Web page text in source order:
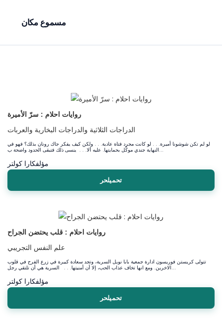
مسموع مكان
روايات احلام : سرّ الأميرة
الدراجات الثلاثية والدراجات البخارية والعربات
لو لم تكن شوشونا أميرة. . . لو كانت مجرد فتاة عادية. . . ولكن كيف يفكر جاك رونان بذلك؟ فهو في
مؤلفكارا كولتر
تحميلحر
روايات احلام : قلب يحتضن الجراح
علم النفس التجريبي
تتولى كريستن فوريسون ادارة جمعية بابا نويل السرية، وتجد سعادة كبيرة في زرع الفرح في قلوب
مؤلفكارا كولتر
تحميلحر